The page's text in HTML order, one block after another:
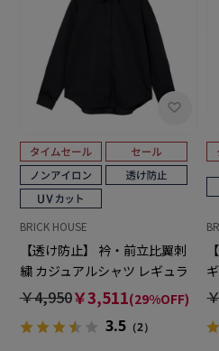
BRICK HOUSE
【透け防止】 衿・前立比翼刺
繍 カジュアルシャツ レギュラ
ー 長袖 レディース
￥4,950￥3,511(29%OFF)
3.5（2）